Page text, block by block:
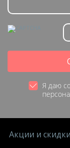
Я даю
Акции и скидки